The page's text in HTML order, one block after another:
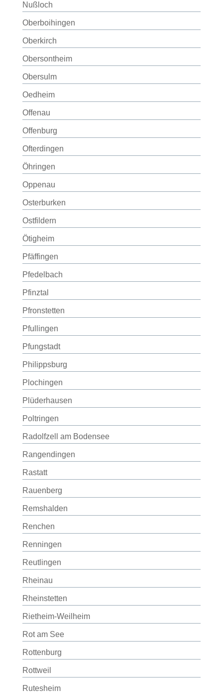
Nußloch
Oberboihingen
Oberkirch
Obersontheim
Obersulm
Oedheim
Offenau
Offenburg
Ofterdingen
Öhringen
Oppenau
Osterburken
Ostfildern
Ötigheim
Pfäffingen
Pfedelbach
Pfinztal
Pfronstetten
Pfullingen
Pfungstadt
Philippsburg
Plochingen
Plüderhausen
Poltringen
Radolfzell am Bodensee
Rangendingen
Rastatt
Rauenberg
Remshalden
Renchen
Renningen
Reutlingen
Rheinau
Rheinstetten
Rietheim-Weilheim
Rot am See
Rottenburg
Rottweil
Rutesheim